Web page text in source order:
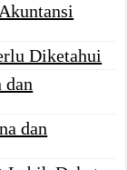
Diketahui
dan
dan